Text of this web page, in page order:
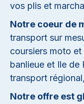
vos plis et
Notre coeur de
transport sur
coursiers moto et
banlieue et Ile de
transport
Notre offre est